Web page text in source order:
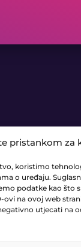
pristankom za
koristimo
o uređaju.
podatke kao što
na ovoj web
utjecati na
GORICA